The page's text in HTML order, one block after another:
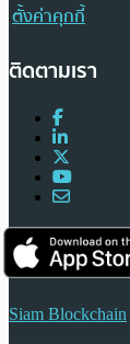
ตั้งค่าคุกกี้
ติดตามเรา
Siam Blockchain